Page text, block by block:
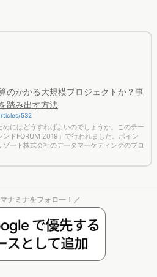
のかかる大規模プロジェクトか？事
踏み出す方法
532
にはどうすればよいのでしょうか。このテー
ドFORUM 2019」で行われました。ポイン
ゾート株式会社のデータマーケティングのプロ
ナミナをフォロー！／